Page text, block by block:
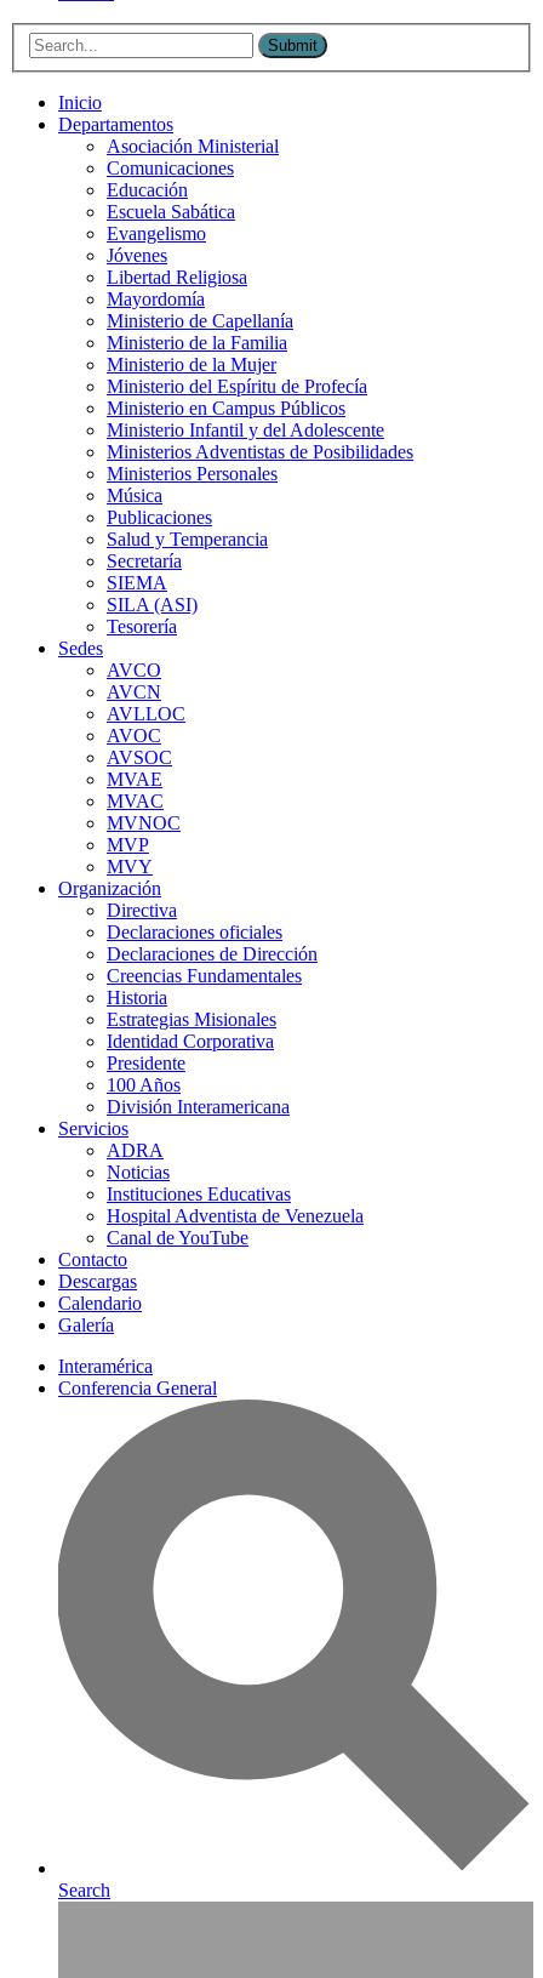
Submit
Inicio
Departamentos
Asociación Ministerial
Comunicaciones
Educación
Escuela Sabática
Evangelismo
Jóvenes
Libertad Religiosa
Mayordomía
Ministerio de Capellanía
Ministerio de la Familia
Ministerio de la Mujer
Ministerio del Espíritu de Profecía
Ministerio en Campus Públicos
Ministerio Infantil y del Adolescente
Ministerios Adventistas de Posibilidades
Ministerios Personales
Música
Publicaciones
Salud y Temperancia
Secretaría
SIEMA
SILA (ASI)
Tesorería
Sedes
AVCO
AVCN
AVLLOC
AVOC
AVSOC
MVAE
MVAC
MVNOC
MVP
MVY
Organización
Directiva
Declaraciones oficiales
Declaraciones de Dirección
Creencias Fundamentales
Historia
Estrategias Misionales
Identidad Corporativa
Presidente
100 Años
División Interamericana
Servicios
ADRA
Noticias
Instituciones Educativas
Hospital Adventista de Venezuela
Canal de YouTube
Contacto
Descargas
Calendario
Galería
Interamérica
Conferencia General
Search